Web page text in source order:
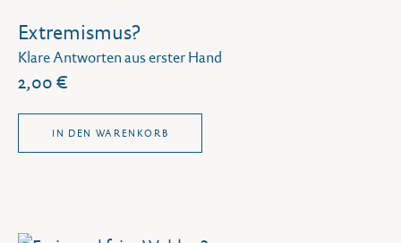
Extremismus?
Klare Antworten aus erster Hand
2,00 €
IN DEN WARENKORB